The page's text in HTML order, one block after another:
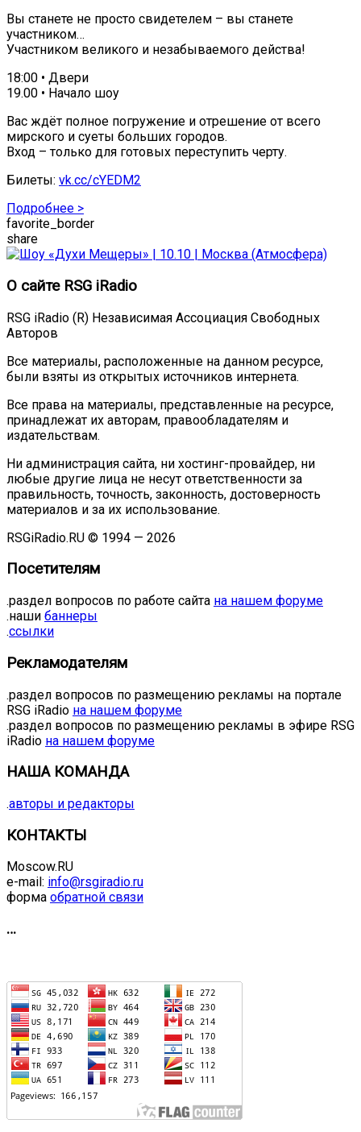
Вы станете не просто свидетелем – вы станете
участником…
Участником великого и незабываемого действа!
18:00 • Двери
19.00 • Начало шоу
Вас ждёт полное погружение и отрешение от всего
мирского и суеты больших городов.
Вход – только для готовых переступить черту.
Билеты: vk.cc/cYEDM2
Подробнее >
favorite_border
share
О сайте RSG iRadio
RSG iRadio (R) Независимая Ассоциация Свободных
Авторов
Все материалы, расположенные на данном ресурсе,
были взяты из открытых источников интернета.
Все права на материалы, представленные на ресурсе,
принадлежат их авторам, правообладателям и
издательствам.
Ни администрация сайта, ни хостинг-провайдер, ни
любые другие лица не несут ответственности за
правильность, точность, законность, достоверность
материалов и за их использование.
RSGiRadio.RU © 1994 — 2026
Посетителям
.раздел вопросов по работе сайта на нашем форуме
.наши баннеры
.ссылки
Рекламодателям
.раздел вопросов по размещению рекламы на портале
RSG iRadio на нашем форуме
.раздел вопросов по размещению рекламы в эфире RSG
iRadio на нашем форуме
НАША КОМАНДА
.авторы и редакторы
КОНТАКТЫ
Moscow.RU
e-mail: info@rsgiradio.ru
форма обратной связи
…